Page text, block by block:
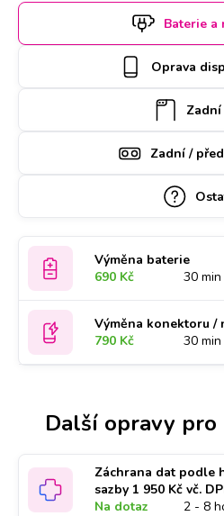
si termín a hodinu online. Apple
vás také může vyzvednout
zaveze zpět. Kvalitu práce
za díly ručíme
Baterie a
Oprava
Zadní /
Výměna baterie
690 Kč
30 min
Výměna konektoru /
790 Kč
30 min
Další opravy pro
Záchrana dat podle
sazby 1 950 Kč vč.
Na dotaz
2 - 8